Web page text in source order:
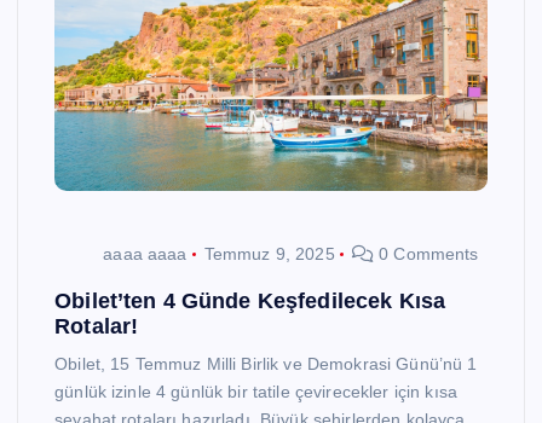
aaaa aaaa Temmuz 9, 2025 0 Comments
Obilet’ten 4 Günde Keşfedilecek Kısa
Rotalar!
Obilet, 15 Temmuz Milli Birlik ve Demokrasi Günü’nü 1
günlük izinle 4 günlük bir tatile çevirecekler için kısa